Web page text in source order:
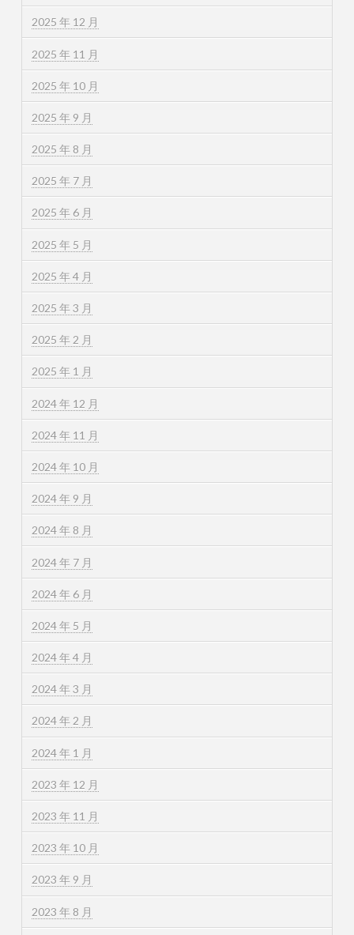
2025 年 12 月
2025 年 11 月
2025 年 10 月
2025 年 9 月
2025 年 8 月
2025 年 7 月
2025 年 6 月
2025 年 5 月
2025 年 4 月
2025 年 3 月
2025 年 2 月
2025 年 1 月
2024 年 12 月
2024 年 11 月
2024 年 10 月
2024 年 9 月
2024 年 8 月
2024 年 7 月
2024 年 6 月
2024 年 5 月
2024 年 4 月
2024 年 3 月
2024 年 2 月
2024 年 1 月
2023 年 12 月
2023 年 11 月
2023 年 10 月
2023 年 9 月
2023 年 8 月